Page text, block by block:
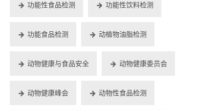
功能性食品检测 功能性饮料检测
功能食品检测 动植物油脂检测
动物健康与食品安全 动物健康委员会
动物健康峰会 动物性食品检测